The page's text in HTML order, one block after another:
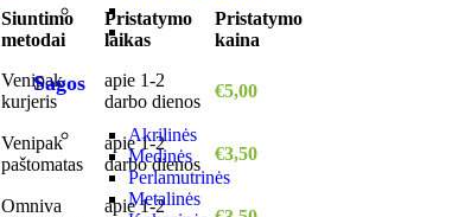
Sagos
Akrilinės
Medinės
Perlamutrinės
Metalinės
Siuntimo
metodai
Pristatymo
laikas
Pristatymo
kaina
Venipak
kurjeris
apie 1-2
darbo dienos
€5,00
Venipak
paštomatas
apie 1-2
darbo dienos
€3,50
Omniva
apie 1-2